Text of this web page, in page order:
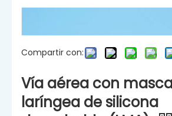
Compartir con:
Vía aérea con
laríngea de silicona